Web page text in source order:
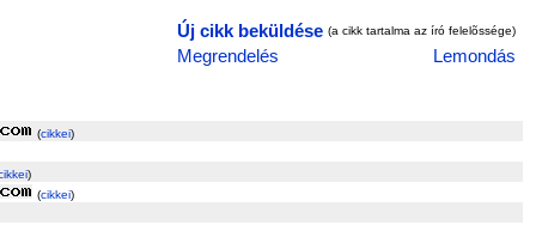
Új cikk beküldése (a cikk tartalma az író felelõssége)
Megrendelés Lemondás
(cikkei)
)
(cikkei)